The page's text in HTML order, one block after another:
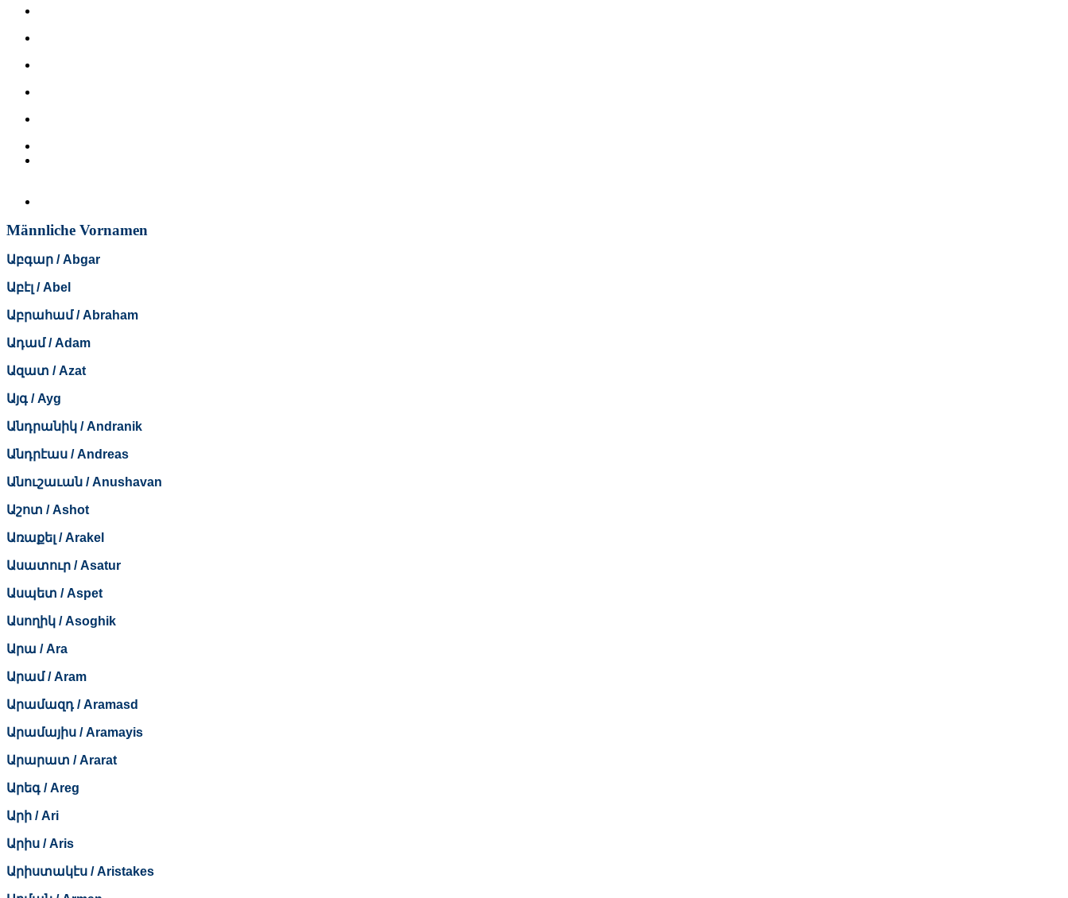
Männliche Vornamen
Աբգար / Abgar
Աբէլ / Abel
Աբրահամ / Abraham
Ադամ / Adam
Ազատ / Azat
Այգ / Ayg
Անդրանիկ / Andranik
Անդրէաս / Andreas
Անուշաւան / Anushavan
Աշոտ / Ashot
Առաքել / Arakel
Ասատուր / Asatur
Ասպետ / Aspet
Ասողիկ / Asoghik
Արա / Ara
Արամ / Aram
Արամազդ / Aramasd
Արամայիս / Aramayis
Արարատ / Ararat
Արեգ / Areg
Արի / Ari
Արիս / Aris
Արիստակէս / Aristakes